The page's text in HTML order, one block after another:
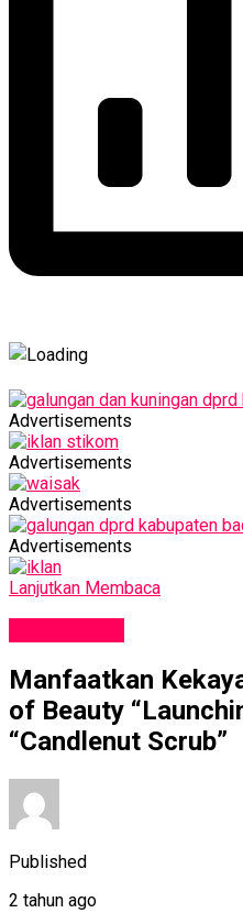
Advertisements
Advertisements
Advertisements
Advertisements
Lanjutkan Membaca
Manfaatkan
of Beauty
“Candlenut Scrub”
Published
2 tahun ago